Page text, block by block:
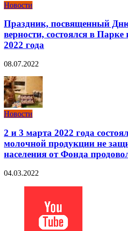
Новости
Праздник, посвященный
верности, состоялся в
2022 года
08.07.2022
Новости
2 и 3 марта 2022 года
молочной продукции не
населения от Фонда
04.03.2022